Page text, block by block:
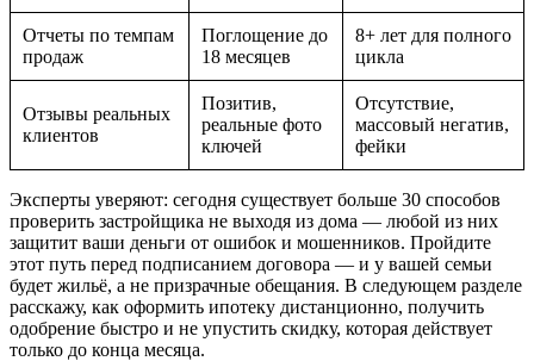
Отчеты по темпам
продаж
Поглощение до
18 месяцев
8+ лет для полного
цикла
Отзывы реальных
клиентов
Позитив,
реальные фото
ключей
Отсутствие,
массовый негатив,
фейки
Эксперты уверяют: сегодня существует больше 30 способов
проверить застройщика не выходя из дома — любой из них
защитит ваши деньги от ошибок и мошенников. Пройдите
этот путь перед подписанием договора — и у вашей семьи
будет жильё, а не призрачные обещания. В следующем разделе
расскажу, как оформить ипотеку дистанционно, получить
одобрение быстро и не упустить скидку, которая действует
только до конца месяца.